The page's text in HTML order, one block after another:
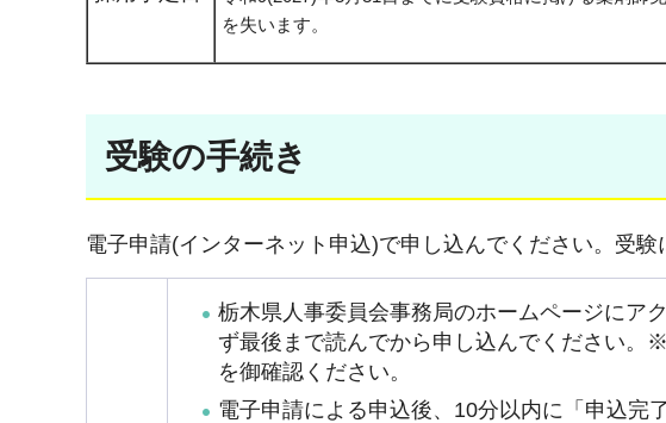
を失います。
受験の手続き
電子申請(インターネット申込)で申し込んでください。受験
栃木県人事委員会事務局のホームページにア
ず最後まで読んでから申し込んでください。
を御確認ください。
電子申請による申込後、10分以内に「申込完